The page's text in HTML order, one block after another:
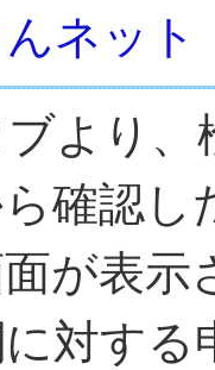
ネット
ブより
確認
が表示
対す